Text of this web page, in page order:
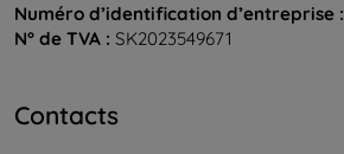
Numéro d’identification d’entreprise :
N° de TVA : SK2023549671
Contacts